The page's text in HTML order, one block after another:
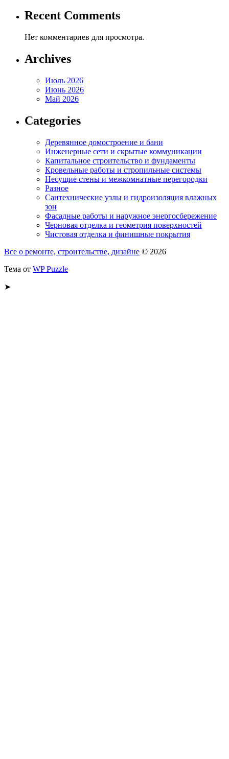
Recent Comments
Нет комментариев для просмотра.
Archives
Июль 2026
Июнь 2026
Май 2026
Categories
Деревянное домостроение и бани
Инженерные сети и скрытые коммуникации
Капитальное строительство и фундаменты
Кровельные работы и стропильные системы
Несущие стены и межкомнатные перегородки
Разное
Сантехнические узлы и гидроизоляция влажных
зон
Фасадные работы и наружное энергосбережение
Черновая отделка и геометрия поверхностей
Чистовая отделка и финишные покрытия
Все о ремонте, строительстве, дизайне © 2026
Тема от WP Puzzle
➤